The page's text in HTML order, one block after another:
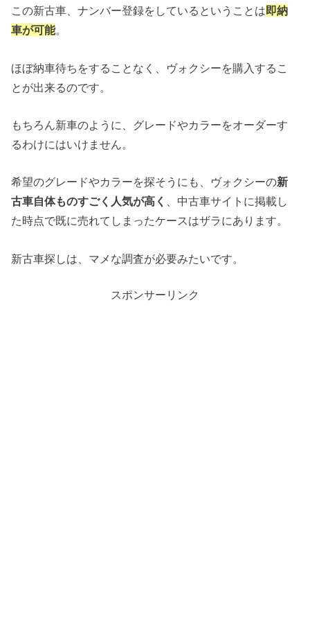
この新古車、ナンバー登録をしているということは 即納
車が可能。
ほぼ納車待ちをすることなく、ヴォクシーを購入するこ
とが出来るのです。
もちろん新車のように、グレードやカラーをオーダーす
るわけにはいけません。
希望のグレードやカラーを探そうにも、ヴォクシーの新
古車自体ものすごく人気が高く
、中古車サイトに掲載し
た時点で既に売れてしまったケースはザラにあります。
新古車探しは、マメな調査が必要みたいです。
スポンサーリンク